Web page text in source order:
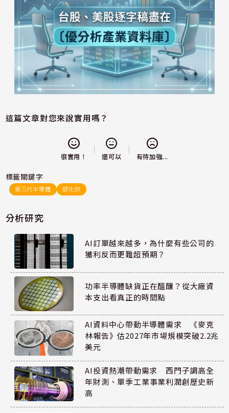
這篇文章對您來說實用嗎？
很實用！ 還可以 有待加強...
標籤關鍵字
第三代半導體 碳化矽
分析研究
AI訂單越來越多，為什麼有些公司的
獲利反而更難超預期？
功率半導體缺貨正在醞釀？從大廠資
本支出看真正的時間點
AI資料中心帶動半導體需求 《麥克
林報告》估2027年市場規模突破2.2兆
美元
AI投資熱潮帶動需求 西門子調高全
年財測、單季工業事業利潤創歷史新
高